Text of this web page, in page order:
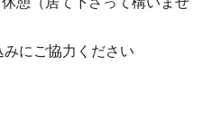
にご協力ください